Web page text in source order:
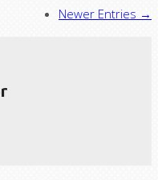
Newer Entries →